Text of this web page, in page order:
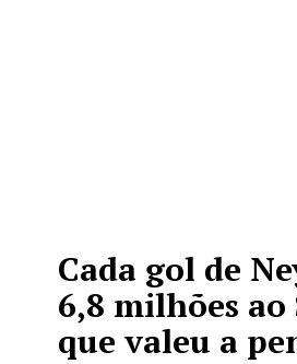
Cada gol de
6,8 milhões ao
que valeu a